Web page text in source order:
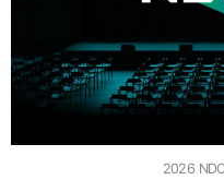
2026